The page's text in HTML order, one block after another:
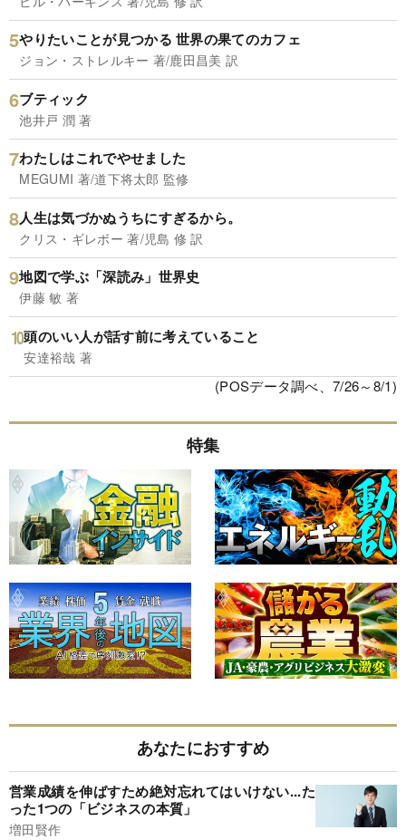
やりたいことが見つかる 世界の果てのカフェ
ジョン・ストレルキー 著/鹿田昌美 訳
ブティック
池井戸 潤 著
わたしはこれでやせました
MEGUMI 著/道下将太郎 監修
人生は気づかぬうちにすぎるから。
クリス・ギレボー 著/児島 修 訳
地図で学ぶ「深読み」世界史
伊藤 敏 著
頭のいい人が話す前に考えていること
安達裕哉 著
(POSデータ調べ、7/26～8/1)
特集
あなたにおすすめ
営業成績を伸ばすため絶対忘れてはいけない...た
った1つの「ビジネスの本質」
増田賢作